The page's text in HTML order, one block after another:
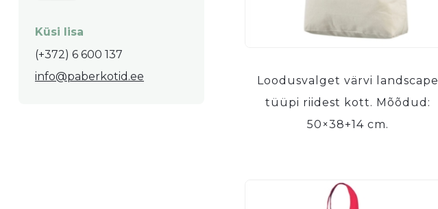
Loodusvalget värvi landscape
tüüpi riidest kott. Mõõdud:
50×38+14 cm.
Küsi lisa
(+372) 6 600 137
info@paberkotid.ee